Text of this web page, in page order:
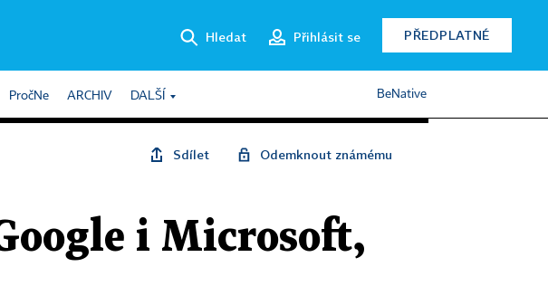
Hledat Přihlásit se PŘEDPLATNÉ
PročNe ARCHIV DALŠÍ BeNative
Sdílet Odemknout známému
i Microsoft,